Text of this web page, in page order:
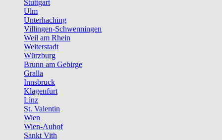
Stuttgart
Ulm
Unterhaching
Villingen-Schwenningen
Weil am Rhein
Weiterstadt
Würzburg
Brunn am Gebirge
Gralla
Innsbruck
Klagenfurt
Linz
St. Valentin
Wien
Wien-Auhof
Sankt Vith